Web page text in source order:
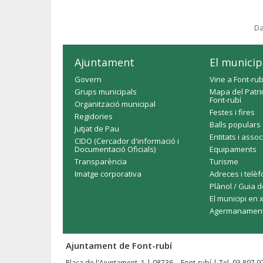
Ajuntament
Govern
Grups municipals
Organització municipal
Regidories
Jutjat de Pau
CIDO (Cercador d'informació i
Documentació Oficials)
Transparència
Imatge corporativa
El
Vine a Font-
Mapa del
Font-rubí
Festes i fires
Balls populars
Entitats i
Equipaments
Turisme
Adreces i
Plànol / Guia
El municipi en
Ajuntament de Font-rubí